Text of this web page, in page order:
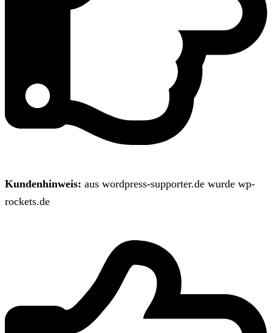
Kundenhinweis: aus wordpress-supporter.de wurde wp-
rockets.de